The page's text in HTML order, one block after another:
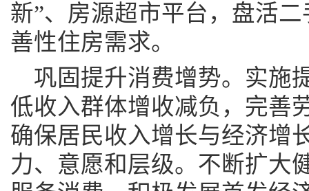
新”、房源超市平台，盘活
善性住房需求。
巩固提升消费增势。实施
低收入群体增收减负，完善
确保居民收入增长与经济增
力、意愿和层级。不断扩大